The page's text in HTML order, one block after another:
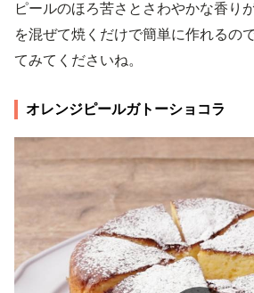
ピールのほろ苦さとさわやかな香り
を混ぜて焼くだけで簡単に作れるの
てみてくださいね。
オレンジピールガトーショコラ